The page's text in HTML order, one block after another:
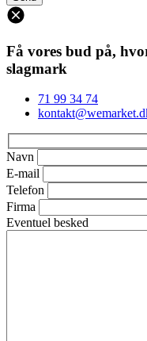
Få vores bud på,
slagmark
71 99 34 74
Navn
E-mail
Telefon
Firma
Eventuel besked